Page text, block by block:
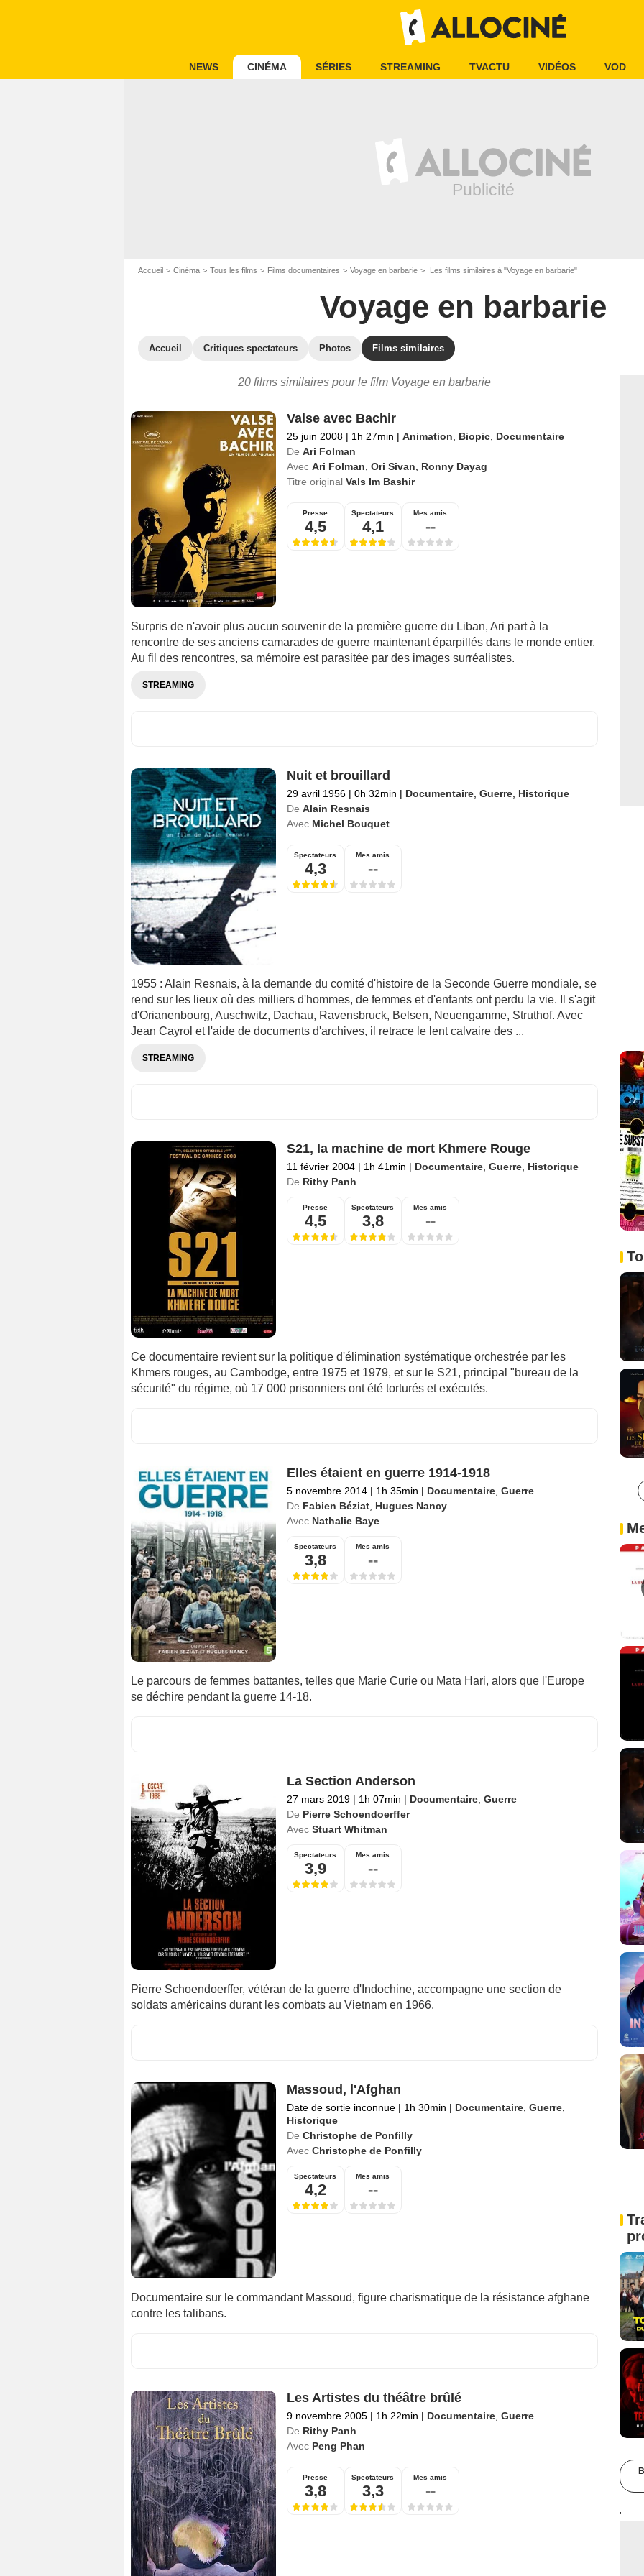
NEWS CINÉMA SÉRIES STREAMING TVACTU VIDÉOS VOD
Accueil Cinéma Tous les films Films documentaires Voyage en barbarie Les films similaires à "Voyage en barbarie"
Voyage en barbarie
Accueil Critiques spectateurs Photos Films similaires
20 films similaires pour le film Voyage en barbarie
Valse avec Bachir
25 juin 2008 | 1h 27min | Animation Biopic, Documentaire
De Ari Folman
Avec Ari Folman Ori Sivan
Ronny Dayag
Titre original Vals Im Bashir
Presse
4,5
Spectateurs
4,1
Mes amis
--
Surpris de n'avoir plus aucun souvenir de la première guerre du Liban, Ari part à la
rencontre de ses anciens camarades de guerre maintenant éparpillés dans le monde entier.
Au fil des rencontres, sa mémoire est parasitée par des images surréalistes.
STREAMING
Nuit et brouillard
29 avril 1956 | 0h 32min | Documentaire, Guerre, Historique
De Alain Resnais
Avec Michel Bouquet
Spectateurs
4,3
Mes amis
--
1955 : Alain Resnais, à la demande du comité d'histoire de la Seconde Guerre mondiale, se
rend sur les lieux où des milliers d'hommes, de femmes et d'enfants ont perdu la vie. Il s'agit
d'Orianenbourg, Auschwitz, Dachau, Ravensbruck, Belsen, Neuengamme, Struthof. Avec
Jean Cayrol et l'aide de documents d'archives, il retrace le lent calvaire des ...
STREAMING
S21, la machine de mort Khmere Rouge
11 février 2004 | 1h 41min | Documentaire, Guerre, Historique
De Rithy Panh
Presse
4,5
Spectateurs
3,8
Mes amis
--
Ce documentaire revient sur la politique d'élimination systématique orchestrée par les
Khmers rouges, au Cambodge, entre 1975 et 1979, et sur le S21, principal "bureau de la
sécurité" du régime, où 17 000 prisonniers ont été torturés et exécutés.
Elles étaient en guerre 1914-1918
5 novembre 2014 | 1h 35min | Documentaire, Guerre
De Fabien Béziat, Hugues Nancy
Avec Nathalie Baye
Spectateurs
3,8
Mes amis
--
Le parcours de femmes battantes, telles que Marie Curie ou Mata Hari, alors que l'Europe
se déchire pendant la guerre 14-18.
La Section Anderson
27 mars 2019 | 1h 07min | Documentaire, Guerre
De Pierre Schoendoerffer
Avec Stuart Whitman
Spectateurs
3,9
Mes amis
--
Pierre Schoendoerffer, vétéran de la guerre d'Indochine, accompagne une section de
soldats américains durant les combats au Vietnam en 1966.
Massoud, l'Afghan
Date de sortie inconnue | 1h 30min | Documentaire, Guerre,
Historique
De Christophe de Ponfilly
Avec Christophe de Ponfilly
Spectateurs
4,2
Mes amis
--
Documentaire sur le commandant Massoud, figure charismatique de la résistance afghane
contre les talibans.
Les Artistes du théâtre brûlé
9 novembre 2005 | 1h 22min | Documentaire, Guerre
De Rithy Panh
Avec Peng Phan
Presse
3,8
Spectateurs
3,3
Mes amis
--
'